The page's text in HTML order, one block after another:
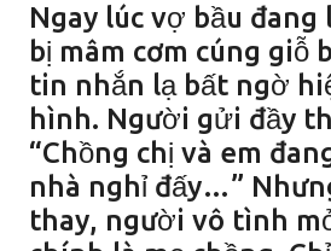
Ngay lúc vợ bầu đang
bị mâm cơm cúng giỗ
tin nhắn lạ bất ngờ
hình. Người gửi đầy
“Chồng chị và em
nhà nghỉ đấy…”
thay, người vô tình